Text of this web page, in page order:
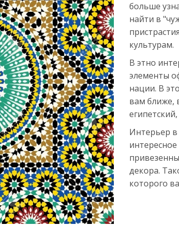
больше
найти в
культурам.
В этно
элементы
нации. В
вам ближе,
Интерьер в
интересное
декора.
которого